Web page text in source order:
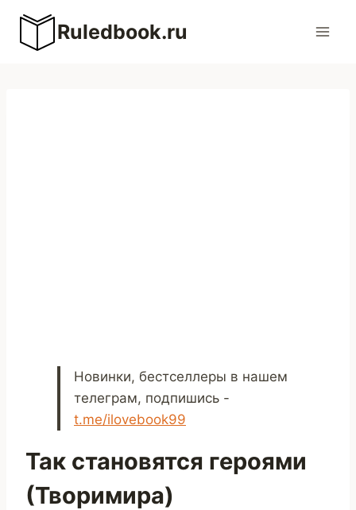
Перейти
содержимому
Ruledbook.ru
Новинки, бестселлеры в нашем
телеграм, подпишись -
t.me/ilovebook99
Так становятся героями
(Творимира)